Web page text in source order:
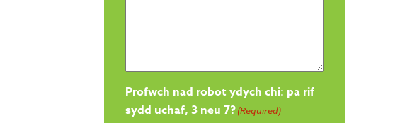
Profwch nad robot ydych chi: pa rif
sydd uchaf, 3 neu 7?(Required)